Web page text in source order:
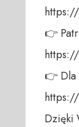
👉
👉 Dla
Dzięki